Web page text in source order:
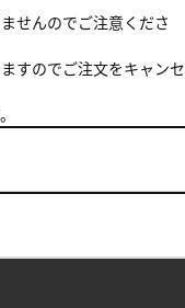
せんのでご注意くださ
すのでご注文をキャンセ